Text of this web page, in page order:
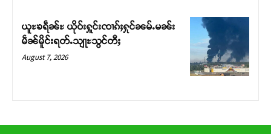
ယူႊၶရဵၼ်ႊ ယိုဝ်းႁူင်းၸၢၵ်ႈႁုင်ၼမ်ႉမၼ်း
မဵၼ်မိူင်းရတ်ႉသျႃႊသွင်တီႈ
August 7, 2026